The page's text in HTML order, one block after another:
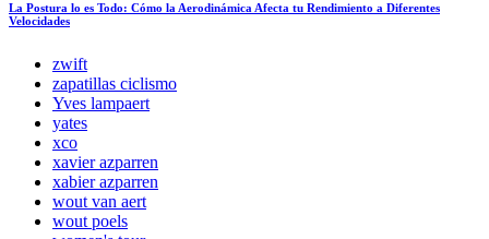
La Postura lo es Todo: Cómo la Aerodinámica Afecta tu Rendimiento a Diferentes
Velocidades
zwift
zapatillas ciclismo
Yves lampaert
yates
xco
xavier azparren
xabier azparren
wout van aert
wout poels